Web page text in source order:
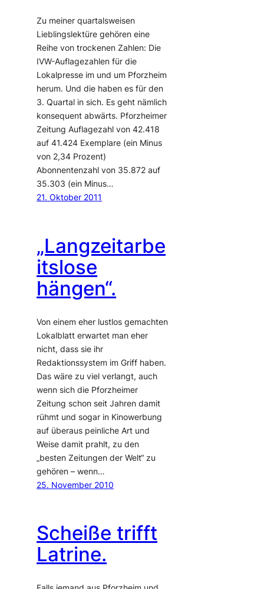
Zu meiner quartalsweisen
Lieblingslektüre gehören eine
Reihe von trockenen Zahlen: Die
IVW-Auflagezahlen für die
Lokalpresse im und um Pforzheim
herum. Und die haben es für den
3. Quartal in sich. Es geht nämlich
konsequent abwärts. Pforzheimer
Zeitung Auflagezahl von 42.418
auf 41.424 Exemplare (ein Minus
von 2,34 Prozent)
Abonnentenzahl von 35.872 auf
35.303 (ein Minus…
21. Oktober 2011
„Langzeitarbe
itslose
hängen“.
Von einem eher lustlos gemachten
Lokalblatt erwartet man eher
nicht, dass sie ihr
Redaktionssystem im Griff haben.
Das wäre zu viel verlangt, auch
wenn sich die Pforzheimer
Zeitung schon seit Jahren damit
rühmt und sogar in Kinowerbung
auf überaus peinliche Art und
Weise damit prahlt, zu den
„besten Zeitungen der Welt“ zu
gehören – wenn…
25. November 2010
Scheiße trifft
Latrine.